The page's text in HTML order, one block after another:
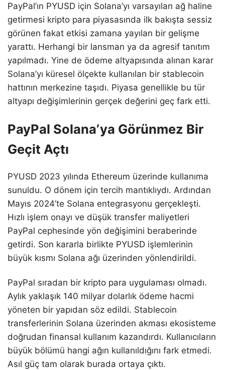
PayPal’ın PYUSD için Solana’yı varsayılan ağ haline
getirmesi kripto para piyasasında ilk bakışta sessiz
görünen fakat etkisi zamana yayılan bir gelişme
yarattı. Herhangi bir lansman ya da agresif tanıtım
yapılmadı. Yine de ödeme altyapısında alınan karar
Solana’yı küresel ölçekte kullanılan bir stablecoin
hattının merkezine taşıdı. Piyasa genellikle bu tür
altyapı değişimlerinin gerçek değerini geç fark etti.
PayPal Solana’ya Görünmez Bir
Geçit Açtı
PYUSD 2023 yılında Ethereum üzerinde kullanıma
sunuldu. O dönem için tercih mantıklıydı. Ardından
Mayıs 2024’te Solana entegrasyonu gerçekleşti.
Hızlı işlem onayı ve düşük transfer maliyetleri
PayPal cephesinde yön değişimini beraberinde
getirdi. Son kararla birlikte PYUSD işlemlerinin
büyük kısmı Solana ağı üzerinden yönlendirildi.
PayPal sıradan bir kripto para uygulaması olmadı.
Aylık yaklaşık 140 milyar dolarlık ödeme hacmi
yöneten bir yapıdan söz edildi. Stablecoin
transferlerinin Solana üzerinden akması ekosisteme
doğrudan finansal kullanım kazandırdı. Kullanıcıların
büyük bölümü hangi ağın kullanıldığını fark etmedi.
Asıl güç tam olarak burada ortaya çıktı.